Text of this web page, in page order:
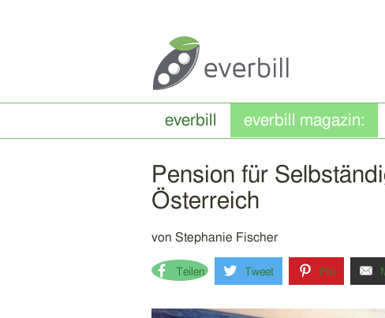
everbill
Pension für
Österreich
von Stephanie Fischer
Teilen Tweet Pin